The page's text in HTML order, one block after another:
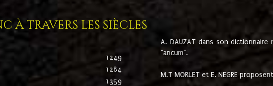
à travers les siècles
1249
1284
1359
A. DAUZAT dans son
"ancum".
M.T MORLET et E. NEGRE